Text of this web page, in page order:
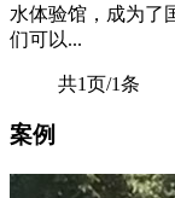
水体验馆，成为了
们可以...
共1页/1条
案例